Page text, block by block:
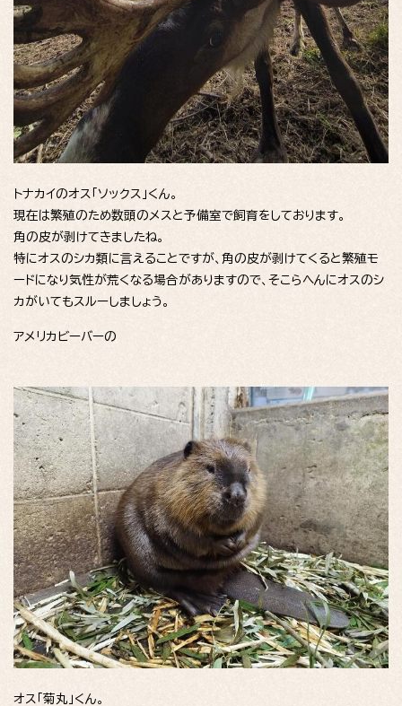
トナカイのオス「ソックス」くん。
現在は繁殖のため数頭のメスと予備室で飼育をしております。
角の皮が剥けてきましたね。
特にオスのシカ類に言えることですが、角の皮が剥けてくると繁殖モ
ードになり気性が荒くなる場合がありますので、そこらへんにオスのシ
カがいてもスルーしましょう。
アメリカビーバーの
オス「菊丸」くん。